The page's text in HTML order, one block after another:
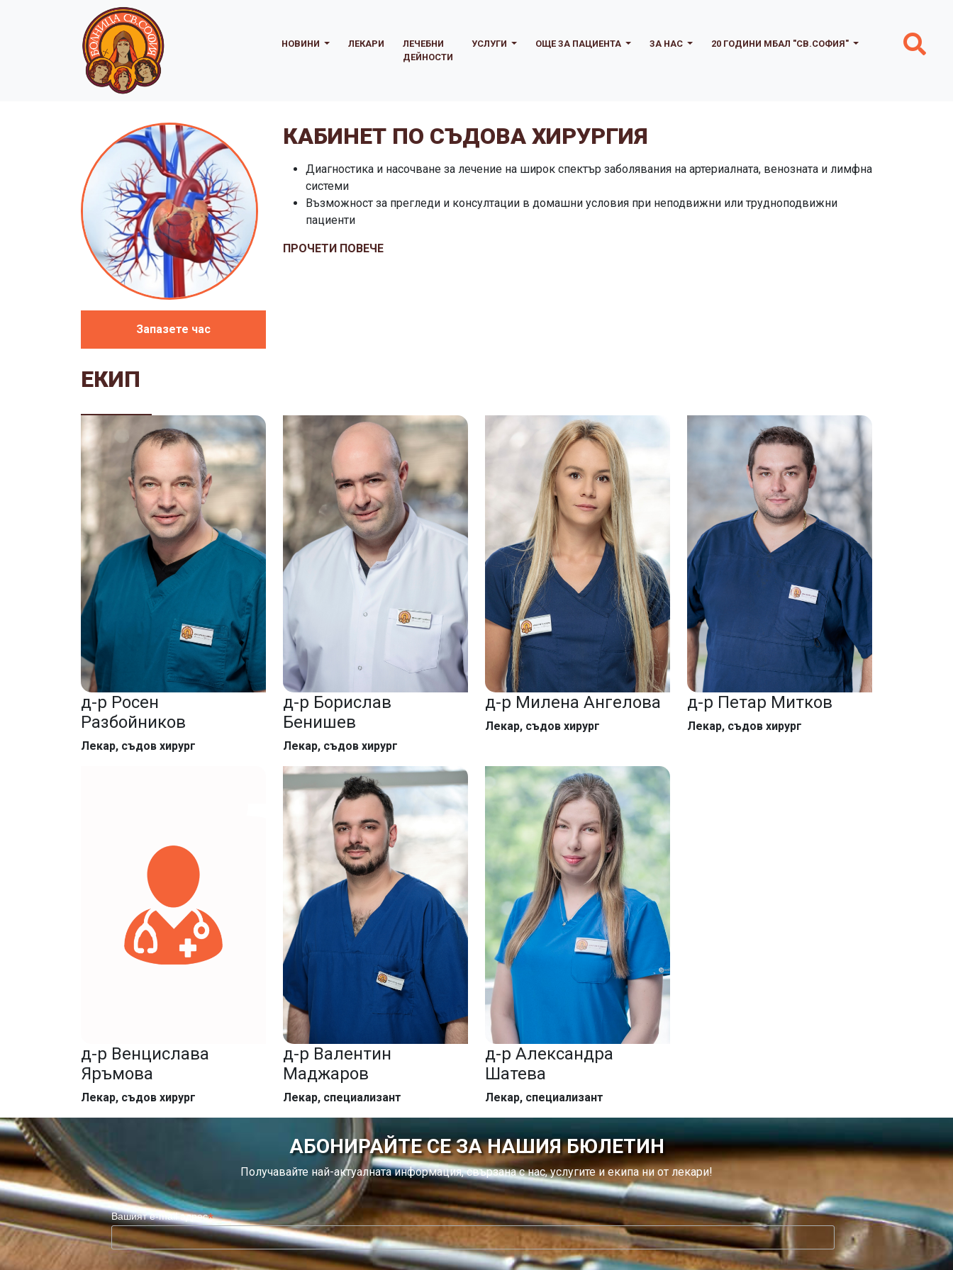
НОВИНИ ЛЕКАРИ
ЛЕЧЕБНИ
ДЕЙНОСТИ
УСЛУГИ ОЩЕ ЗА ПАЦИЕНТА ЗА НАС 20 ГОДИНИ МБАЛ "СВ.СОФИЯ"
Запазете час
КАБИНЕТ ПО СЪДОВА ХИРУРГИЯ
Диагностика и насочване за лечение на широк спектър заболявания на артериалната, венозната и лимфна
системи
Възможност за прегледи и консултации в домашни условия при неподвижни или трудноподвижни
пациенти
ПРОЧЕТИ ПОВЕЧЕ
ЕКИП
д-р Росен
Разбойников
Лекар, съдов хирург
д-р Борислав
Бенишев
Лекар, съдов хирург
д-р Милена Ангелова
Лекар, съдов хирург
д-р Петар Митков
Лекар, съдов хирург
д-р Венцислава
Яръмова
Лекар, съдов хирург
д-р Валентин
Маджаров
Лекар, специализант
д-р Александра
Шатева
Лекар, специализант
АБОНИРАЙТЕ СЕ ЗА НАШИЯ БЮЛЕТИН
Получавайте най-актуалната информация, свързана с нас, услугите и екипа ни от лекари!
Вашият e-mail адрес*